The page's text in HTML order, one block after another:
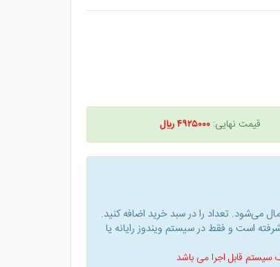
قیمت نهایی:۴۹۲۵۰۰۰ ريال
می‌شود. تعداد را در سبد خرید اضافه کنید.
است و فقط در سیستم ویندوز رایانه یا
سیستم قابل اجرا می باشد